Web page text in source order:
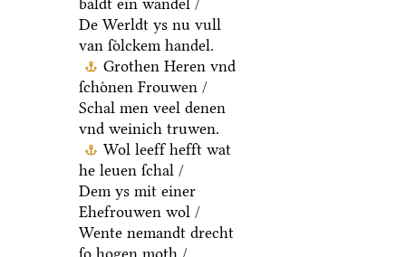
baldt ein wandel /
De Werldt ys nu vull
van ſoͤlckem handel.
Grothen Heren vnd
ſchoͤnen Frouwen /
Schal men veel denen
vnd weinich truwen.
Wol leeff hefft wat
he leuen ſchal /
Dem ys mit einer
Ehefrouwen wol /
Wente nemandt drecht